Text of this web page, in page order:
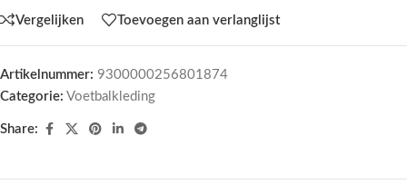
Vergelijken Toevoegen aan verlanglijst
Artikelnummer: 9300000256801874
Categorie: Voetbalkleding
Share: